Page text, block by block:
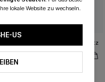
Rotes Maxi-Bandeaukleid mit Schlitz
lokale Website zu wechseln.
US